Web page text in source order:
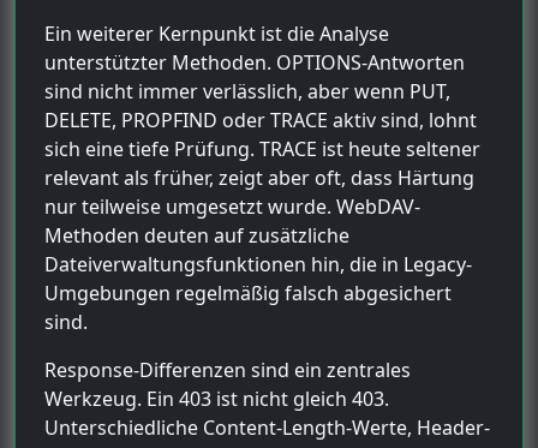
Ein weiterer Kernpunkt ist die Analyse
unterstützter Methoden. OPTIONS-Antworten
sind nicht immer verlässlich, aber wenn PUT,
DELETE, PROPFIND oder TRACE aktiv sind, lohnt
sich eine tiefe Prüfung. TRACE ist heute seltener
relevant als früher, zeigt aber oft, dass Härtung
nur teilweise umgesetzt wurde. WebDAV-
Methoden deuten auf zusätzliche
Dateiverwaltungsfunktionen hin, die in Legacy-
Umgebungen regelmäßig falsch abgesichert
sind.
Response-Differenzen sind ein zentrales
Werkzeug. Ein 403 ist nicht gleich 403.
Unterschiedliche Content-Length-Werte, Header-